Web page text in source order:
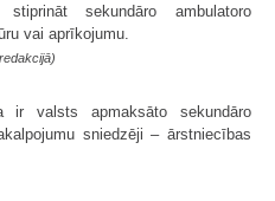
sekundāro ambulatoro
vai aprīkojumu.
ir valsts apmaksāto sekundāro
sniedzēji – ārstniecības